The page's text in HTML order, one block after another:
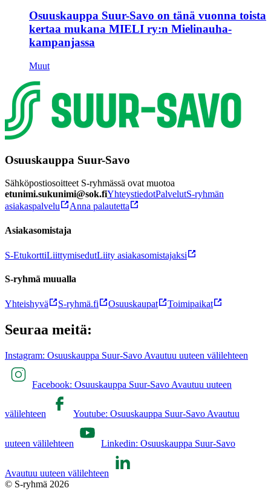
Osuuskauppa Suur-Savo on tänä vuonna toista
kertaa mukana MIELI ry:n Mielinauha-
kampanjassa
Muut
Osuuskauppa Suur-Savo
Sähköpostiosoitteet S-ryhmässä ovat muotoa
etunimi.sukunimi@sok.fiYhteystiedotPalvelutS-ryhmän
asiakaspalvelu
Anna palautetta
Asiakasomistaja
S-EtukorttiLiittymisedutLiity asiakasomistajaksi
S-ryhmä muualla
Yhteishyvä S-ryhmä.fi Osuuskaupat Toimipaikat
Seuraa meitä:
Instagram: Osuuskauppa Suur-Savo Avautuu uuteen välilehteen
Facebook: Osuuskauppa Suur-Savo Avautuu uuteen
välilehteen Youtube: Osuuskauppa Suur-Savo Avautuu
uuteen välilehteen Linkedin: Osuuskauppa Suur-Savo
Avautuu uuteen välilehteen
© S-ryhmä 2026